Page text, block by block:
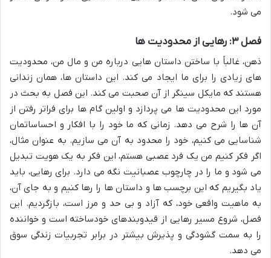
می شود.
فصل ۳: رهایی از محدودیت ها
ذهن، غالباً با ساختن داستان هایی درباره من و مال من، محدودیت
های زیادی را برای ما ایجاد می کند. این داستان ها، همان زندانی
هستند که مایکل سینگر از آن صحبت می کند. این فصل به بحث در
مورد این محدودیت ها می پردازد و اولین گام ها برای فراتر رفتن از
آن ها را شرح می دهد. زمانی که ما خود را با افکار و احساساتمان
شناسایی می کنیم، خود را محدود به آن می سازیم. به عنوان مثال،
اگر فکر کنیم من یک فرد عصبی هستم، این فکر به یک هویت تبدیل
می شود و ما را در چارچوب عصبانیت نگه می دارد. برای رهایی، باید
یاد بگیریم که این برچسب ها و داستان ها را رها کنیم و به جای آن،
به ماهیت واقعی خود، که آزاد و بی حد و مرز است، بازگردیم. این
فصل، شروع مسیر رهایی از قیدوبندهای خودساخته است و خواننده
را به سمت گشودگی و پذیرش بیشتر در برابر تجربیات زندگی سوق
می دهد.